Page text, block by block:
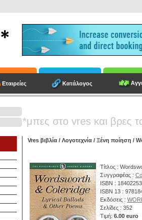
Εταιρείες Κατάλογος
*μπες στο vres και βρες
Vres βιβλία / Λογοτεχνία / Ξένη ποίηση /
Τίτλος :
Συγγραφέας :
ISBN :
ISBN 13 :
Εκδόσεις :
Σελίδες : 352
Τιμή: 6.00 euro